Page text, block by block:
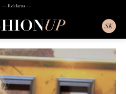
― Reklama ―